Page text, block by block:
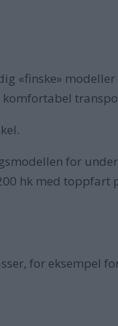
«finske» modeller
komfortabel
for
hk med toppfart
for eksempel